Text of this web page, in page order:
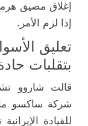
إغلاق مضيق
إذا لزم الأمر.
تعليق
بتقلبات
قالت شاروو
شركة ساكسو
للقيادة